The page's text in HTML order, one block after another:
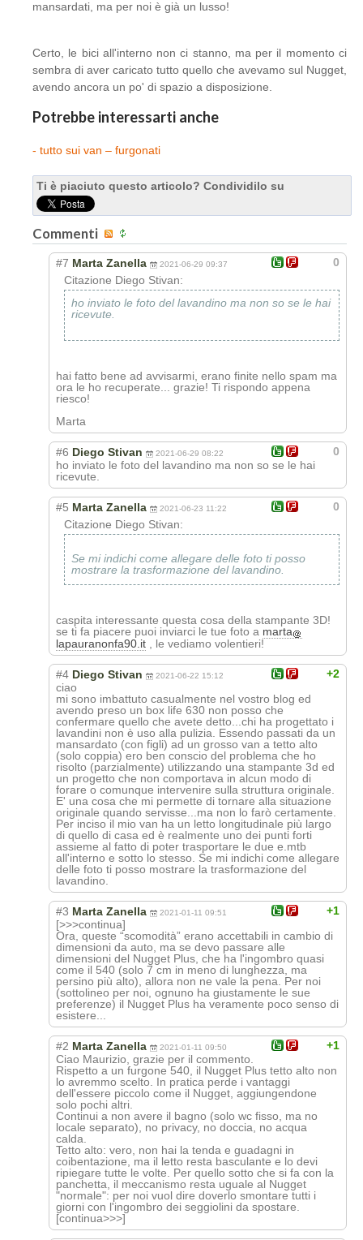
mansardati, ma per noi è già un lusso!
Certo, le bici all'interno non ci stanno, ma per il momento ci
sembra di aver caricato tutto quello che avevamo sul Nugget,
avendo ancora un po' di spazio a disposizione.
Potrebbe interessarti anche
- tutto sui van – furgonati
Ti è piaciuto questo articolo? Condividilo su
Commenti
0
#7 Marta Zanella 2021-06-29 09:37
Citazione Diego Stivan:
ho inviato le foto del lavandino ma non so se le hai
ricevute.
hai fatto bene ad avvisarmi, erano finite nello spam ma
ora le ho recuperate... grazie! Ti rispondo appena
riesco!
Marta
0
#6 Diego Stivan 2021-06-29 08:22
ho inviato le foto del lavandino ma non so se le hai
ricevute.
0
#5 Marta Zanella 2021-06-23 11:22
Citazione Diego Stivan:
Se mi indichi come allegare delle foto ti posso
mostrare la trasformazione del lavandino.
caspita interessante questa cosa della stampante 3D!
se ti fa piacere puoi inviarci le tue foto a marta
lapauranonfa90.it , le vediamo volentieri!
+2
#4 Diego Stivan 2021-06-22 15:12
ciao
mi sono imbattuto casualmente nel vostro blog ed
avendo preso un box life 630 non posso che
confermare quello che avete detto...chi ha progettato i
lavandini non è uso alla pulizia. Essendo passati da un
mansardato (con figli) ad un grosso van a tetto alto
(solo coppia) ero ben conscio del problema che ho
risolto (parzialmente) utilizzando una stampante 3d ed
un progetto che non comportava in alcun modo di
forare o comunque intervenire sulla struttura originale.
E' una cosa che mi permette di tornare alla situazione
originale quando servisse...ma non lo farò certamente.
Per inciso il mio van ha un letto longitudinale più largo
di quello di casa ed è realmente uno dei punti forti
assieme al fatto di poter trasportare le due e.mtb
all'interno e sotto lo stesso. Se mi indichi come allegare
delle foto ti posso mostrare la trasformazione del
lavandino.
+1
#3 Marta Zanella 2021-01-11 09:51
[>>>continua]
Ora, queste “scomodità” erano accettabili in cambio di
dimensioni da auto, ma se devo passare alle
dimensioni del Nugget Plus, che ha l'ingombro quasi
come il 540 (solo 7 cm in meno di lunghezza, ma
persino più alto), allora non ne vale la pena. Per noi
(sottolineo per noi, ognuno ha giustamente le sue
preferenze) il Nugget Plus ha veramente poco senso di
esistere...
+1
#2 Marta Zanella 2021-01-11 09:50
Ciao Maurizio, grazie per il commento.
Rispetto a un furgone 540, il Nugget Plus tetto alto non
lo avremmo scelto. In pratica perde i vantaggi
dell'essere piccolo come il Nugget, aggiungendone
solo pochi altri.
Continui a non avere il bagno (solo wc fisso, ma no
locale separato), no privacy, no doccia, no acqua
calda.
Tetto alto: vero, non hai la tenda e guadagni in
coibentazione, ma il letto resta basculante e lo devi
ripiegare tutte le volte. Per quello sotto che si fa con la
panchetta, il meccanismo resta uguale al Nugget
"normale": per noi vuol dire doverlo smontare tutti i
giorni con l'ingombro dei seggiolini da spostare.
[continua>>>]